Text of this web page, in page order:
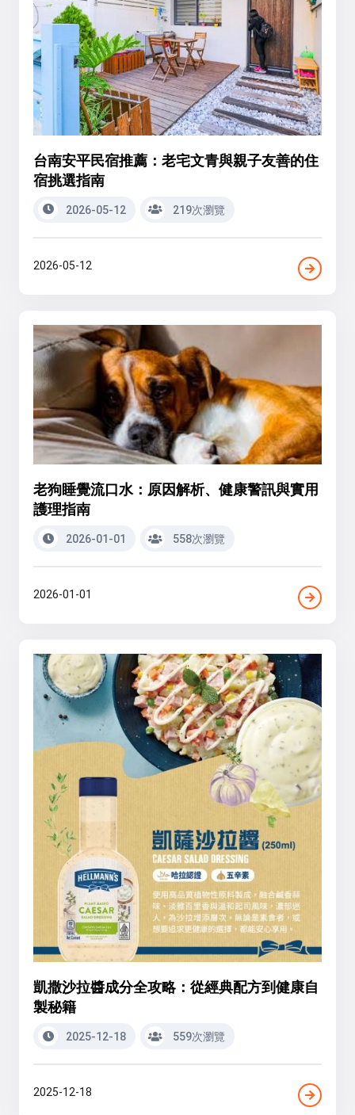
台南安平民宿推薦：老宅文青與親子友善的住
宿挑選指南
2026-05-12 219次瀏覽
2026-05-12
老狗睡覺流口水：原因解析、健康警訊與實用
護理指南
2026-01-01 558次瀏覽
2026-01-01
凱撒沙拉醬成分全攻略：從經典配方到健康自
製秘籍
2025-12-18 559次瀏覽
2025-12-18